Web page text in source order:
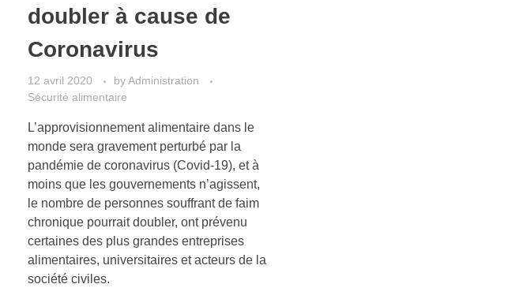
doubler à cause de
Coronavirus
12 avril 2020 byAdministration
Sécurité alimentaire
L’approvisionnement alimentaire dans le
monde sera gravement perturbé par la
pandémie de coronavirus (Covid-19), et à
moins que les gouvernements n’agissent,
le nombre de personnes souffrant de faim
chronique pourrait doubler, ont prévenu
certaines des plus grandes entreprises
alimentaires, universitaires et acteurs de la
société civiles.